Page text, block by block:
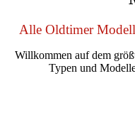
Alle Oldtimer
Willkommen auf dem
Typen und